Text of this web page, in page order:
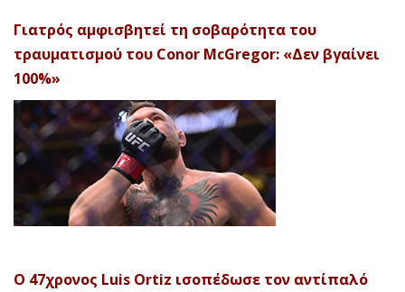
Γιατρός αμφισβητεί τη σοβαρότητα του
τραυματισμού του Conor McGregor: «Δεν βγαίνει
100%»
Ο 47χρονος Luis Ortiz ισοπέδωσε τον αντίπαλό